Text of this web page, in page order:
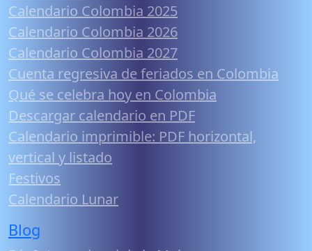
Calendario Colombia 2025
Calendario Colombia 2026
Calendario Colombia 2027
Cuenta regresiva de feriados en Colombia
Qué se celebra hoy en Colombia
Descargar calendario en PDF
Calendario imprimible: PDF horizontal,
vertical y listado
Festivos
Calendario Lunar
Blog